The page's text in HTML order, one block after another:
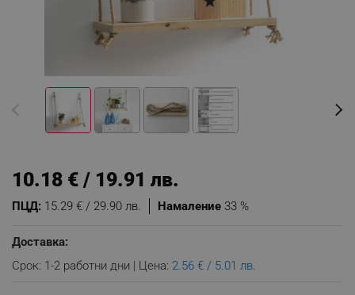
Намаление 33 %
ПЦД: 15.29 € / 29.90 лв.
10.18 € / 19.91 лв.
Доставка:
Срок: 1-2 работни дни | Цена: 2.56 € / 5.01 лв.